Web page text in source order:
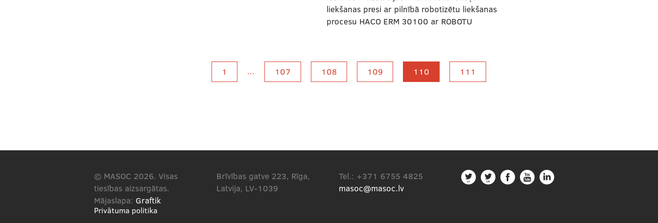
liekšanas presi ar pilnībā robotizētu liekšanas
procesu HACO ERM 30100 ar ROBOTU
1 ... 107 108 109 110 111
© MASOC 2026. Visas
tiesības aizsargātas.
Mājaslapa: Graftik
Brīvības gatve 223, Rīga,
Latvija, LV-1039
Tel.: +371 6755 4825
masoc@masoc.lv
Privātuma politika